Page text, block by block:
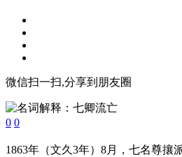
微信扫一扫,分享到朋友圈
0 0
1863年（文久3年）8月，七名尊攘